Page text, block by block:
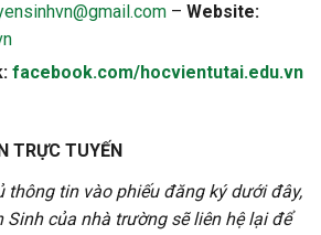
– Website:
facebook.com/hocvientutai.edu.vn
TRỰC TUYẾN
thông tin vào phiếu đăng ký dưới đây,
Sinh của nhà trường sẽ liên hệ lại để